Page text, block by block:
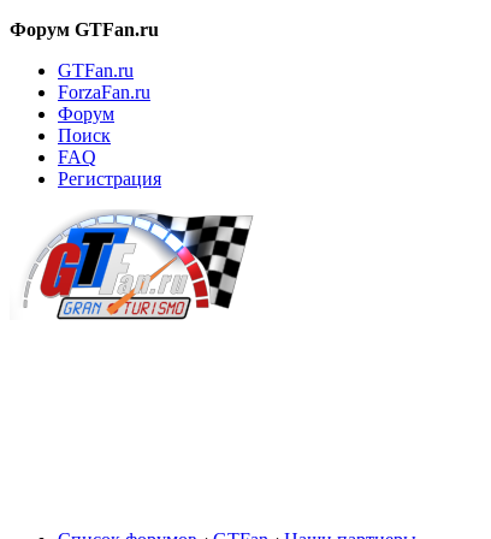
Форум GTFan.ru
GTFan.ru
ForzaFan.ru
Форум
Поиск
FAQ
Регистрация